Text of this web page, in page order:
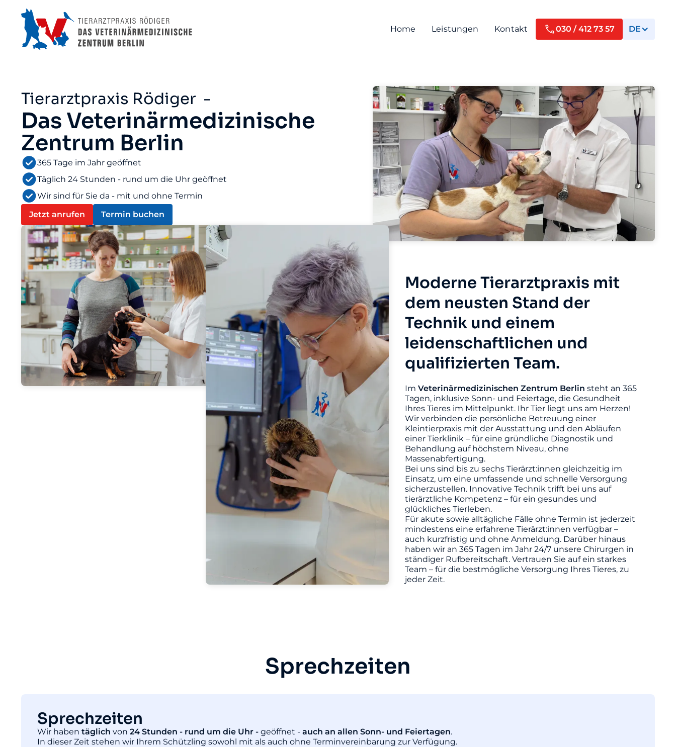
Home Leistungen Kontakt 030 / 412 73 57 DE
Tierarztpraxis Rödiger -
Das Veterinärmedizinische
Zentrum Berlin
365 Tage im Jahr geöffnet
Täglich 24 Stunden - rund um die Uhr geöffnet
Wir sind für Sie da - mit und ohne Termin
Jetzt anrufen
Termin buchen
Moderne Tierarztpraxis mit
dem neusten Stand der
Technik und einem
leidenschaftlichen und
qualifizierten Team.
Im Veterinärmedizinischen Zentrum Berlin steht an 365
Tagen, inklusive Sonn- und Feiertage, die Gesundheit
Ihres Tieres im Mittelpunkt. Ihr Tier liegt uns am Herzen!
Wir verbinden die persönliche Betreuung einer
Kleintierpraxis mit der Ausstattung und den Abläufen
einer Tierklinik – für eine gründliche Diagnostik und
Behandlung auf höchstem Niveau, ohne
Massenabfertigung.
Bei uns sind bis zu sechs Tierärzt:innen gleichzeitig im
Einsatz, um eine umfassende und schnelle Versorgung
sicherzustellen. Innovative Technik trifft bei uns auf
tierärztliche Kompetenz – für ein gesundes und
glückliches Tierleben.
Für akute sowie alltägliche Fälle ohne Termin ist jederzeit
mindestens eine erfahrene Tierärzt:innen verfügbar –
auch kurzfristig und ohne Anmeldung. Darüber hinaus
haben wir an 365 Tagen im Jahr 24/7 unsere Chirurgen in
ständiger Rufbereitschaft. Vertrauen Sie auf ein starkes
Team – für die bestmögliche Versorgung Ihres Tieres, zu
jeder Zeit.
Sprechzeiten
Sprechzeiten
Wir haben täglich von 24 Stunden - rund um die Uhr - geöffnet - auch an allen Sonn- und Feiertagen.
In dieser Zeit stehen wir Ihrem Schützling sowohl mit als auch ohne Terminvereinbarung zur Verfügung.